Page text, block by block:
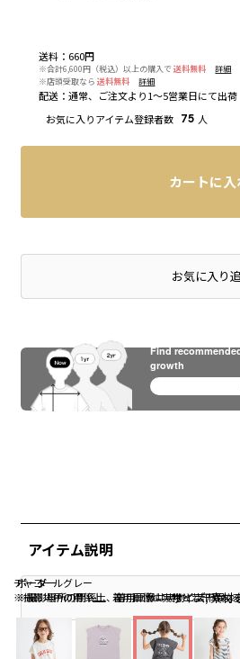
チャコールグレー
※撮影場所の関係上、着用画像は実物と若干異な
ボーダー
※撮影場所の関係上、着用画像は実物と若干異な
ボーダー
送料 ： 660円
※合計6,600円（税込）以上の購入で 送料無料
詳細
※店頭受取なら 送料無料 詳細
配送 ：通常、ご注文より1～5営業日にて出荷
お気に入りアイテム登録者数 75 人
カートに入
店頭在庫を確認するお気に入り
アイテム説明
サイズ/素材
Find
growth